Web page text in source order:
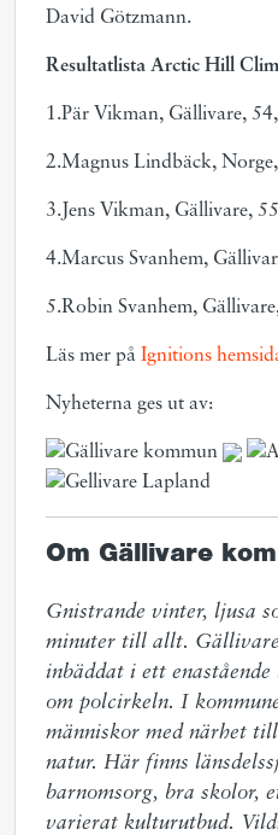
David Götzmann.
Resultatlista Arctic Hill
1.Pär Vikman, Gällivare,
2.Magnus Lindbäck,
3.Jens Vikman, Gällivare,
4.Marcus Svanhem,
5.Robin Svanhem,
Läs mer på Ignitions
Nyheterna ges ut av:
Om Gällivare
Gnistrande vinter, ljusa
minuter till allt.
inbäddat i ett
om polcirkeln. I
människor med närhet
natur. Här finns
barnomsorg, bra skolor,
varierat kulturutbud.